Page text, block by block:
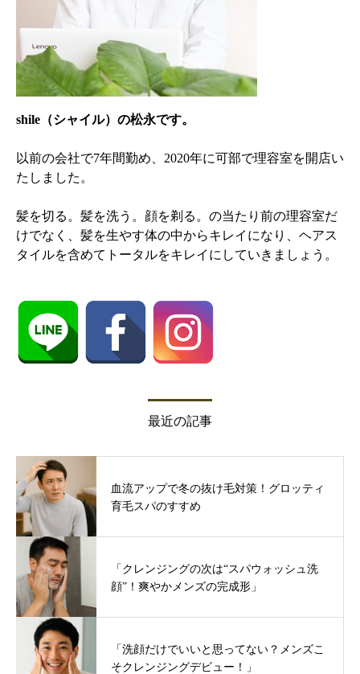
shile（シャイル）の松永です。
以前の会社で7年間勤め、2020年に可部で理容室を開店い
たしました。
髪を切る。髪を洗う。顔を剃る。の当たり前の理容室だ
けでなく、髪を生やす体の中からキレイになり、ヘアス
タイルを含めてトータルをキレイにしていきましょう。
最近の記事
血流アップで冬の抜け毛対策！グロッティ
育毛スパのすすめ
「クレンジングの次は“スパウォッシュ洗
顔”！爽やかメンズの完成形」
「洗顔だけでいいと思ってない？メンズこ
そクレンジングデビュー！」